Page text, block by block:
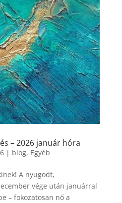
– 2026 január hóra
| blog, Egyéb
A nyugodt,
vége után januárral
– fokozatosan nő a